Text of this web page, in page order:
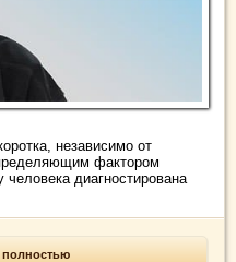
независимо от
фактором
диагностирована
полностью